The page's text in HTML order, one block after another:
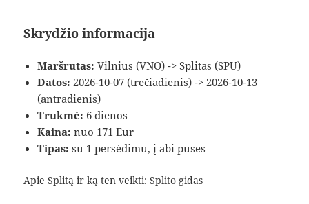
Skrydžio informacija
Maršrutas: Vilnius (VNO) -> Splitas (SPU)
Datos: 2026-10-07 (trečiadienis) -> 2026-10-13
(antradienis)
Trukmė: 6 dienos
Kaina: nuo 171 Eur
Tipas: su 1 persėdimu, į abi puses
Apie Splitą ir ką ten veikti:Splito gidas